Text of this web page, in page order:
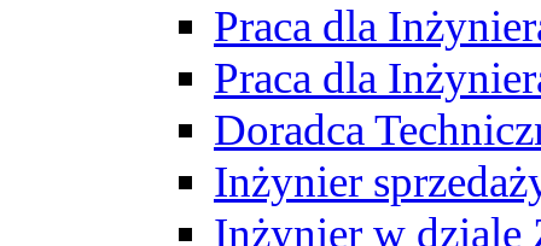
Praca dla
Praca dla
Doradca
Inżynier
Inżynier w dziale